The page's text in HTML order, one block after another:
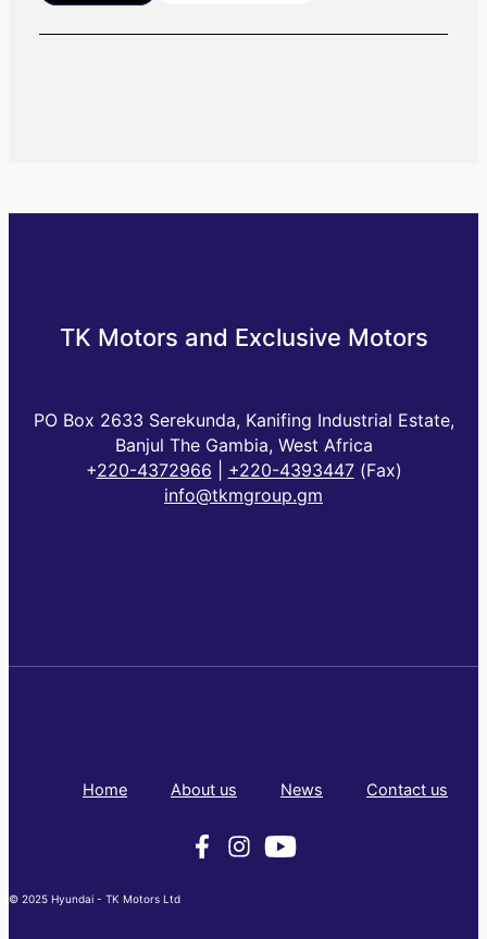
TK Motors and Exclusive Motors
PO Box 2633 Serekunda, Kanifing Industrial Estate,
Banjul The Gambia, West Africa
+220-4372966 +220-4393447(Fax)
info@tkmgroup.gm
Home About us News Contact us
© 2025 Hyundai - TK Motors Ltd